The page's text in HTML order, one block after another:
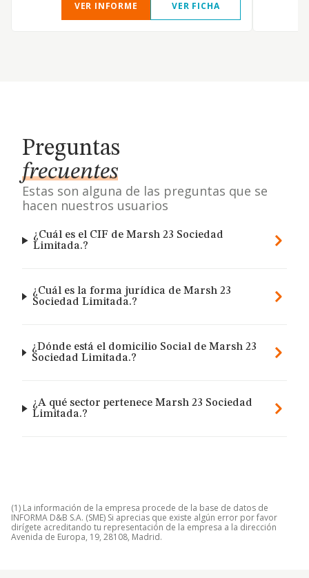
VER INFORME VER FICHA
Preguntas
frecuentes
Estas son alguna de las preguntas que se
hacen nuestros usuarios
¿Cuál es el CIF de Marsh 23 Sociedad
Limitada.?
¿Cuál es la forma jurídica de Marsh 23
Sociedad Limitada.?
¿Dónde está el domicilio Social de Marsh 23
Sociedad Limitada.?
¿A qué sector pertenece Marsh 23 Sociedad
Limitada.?
(1) La información de la empresa procede de la base de datos de
INFORMA D&B S.A. (SME) Si aprecias que existe algún error por favor
dirígete acreditando tu representación de la empresa a la dirección
Avenida de Europa, 19, 28108, Madrid.